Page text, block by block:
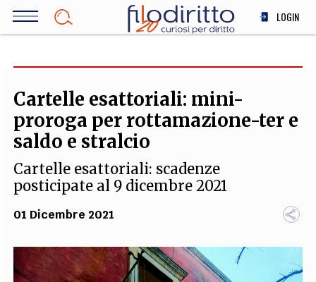
Salta
LOGIN
SOCIETÀ
MEDICINA
SCIENZA
INNOVAZIONE
ALTRO
TEAM
FILODIRITTO REDAZIONE COMITATO SCIENTIFICO AUTORI
CURATORI
Cartelle esattoriali: mini-
proroga per rottamazione-ter e
saldo e stralcio
Cartelle esattoriali: scadenze
posticipate al 9 dicembre 2021
01 Dicembre 2021